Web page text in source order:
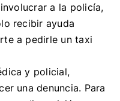
a la policía,
recibir ayuda
a pedirle un taxi
y policial,
una denuncia. Para